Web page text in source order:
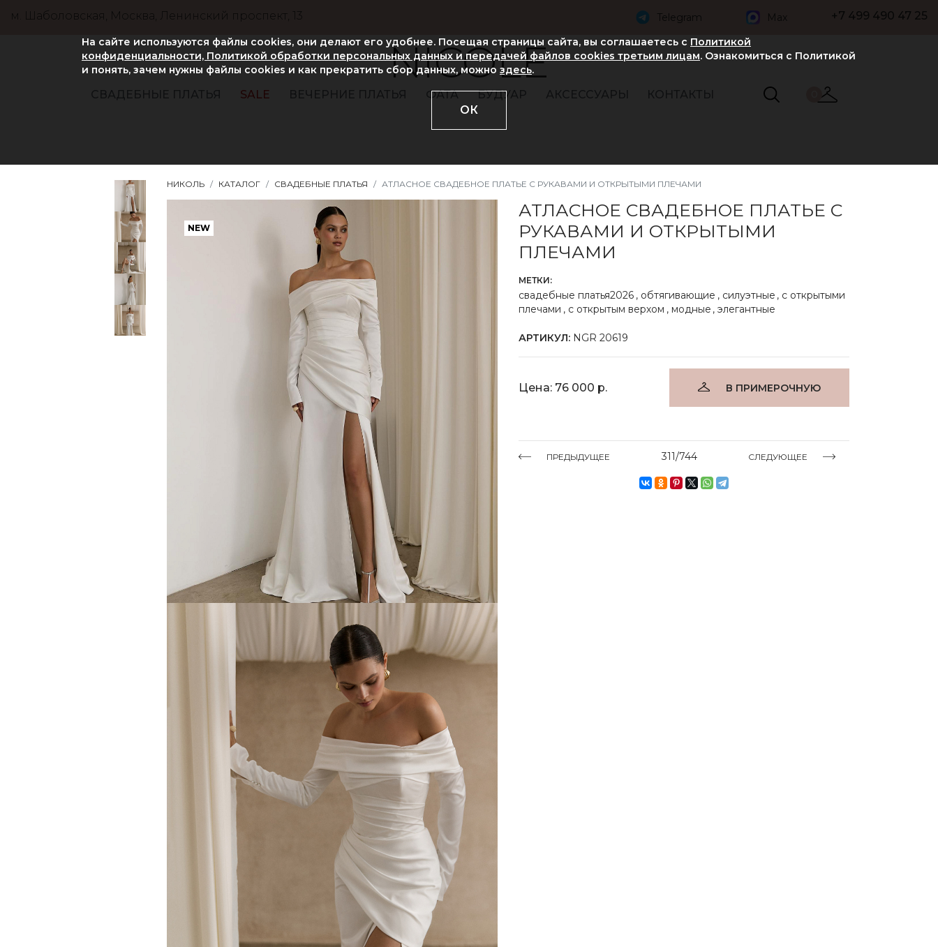
м. Шаболовская, Москва, Ленинский проспект, 13 Telegram Max +7 499 490 47 25
NICOLE
СВАДЕБНЫЕ ПЛАТЬЯ SALE ВЕЧЕРНИЕ ПЛАТЬЯ ФАТА БУДУАР АКСЕССУАРЫ КОНТАКТЫ
НИКОЛЬ КАТАЛОГ СВАДЕБНЫЕ ПЛАТЬЯ АТЛАСНОЕ СВАДЕБНОЕ ПЛАТЬЕ С РУКАВАМИ И ОТКРЫТЫМИ ПЛЕЧАМИ
NEW
NEW
NEW
NEW
NEW
АТЛАСНОЕ СВАДЕБНОЕ ПЛАТЬЕ С
РУКАВАМИ И ОТКРЫТЫМИ
ПЛЕЧАМИ
МЕТКИ:
свадебные платья2026 , обтягивающие , силуэтные , с открытыми
плечами , с открытым верхом , модные ,элегантные
АРТИКУЛ: NGR 20619
Цена: 76 000 р. В ПРИМЕРОЧНУЮ
ПРЕДЫДУЩЕЕ 311/744 СЛЕДУЮЩЕЕ
На сайте используются файлы cookies, они делают его удобнее. Посещая страницы сайта, вы соглашаетесь с Политикой
конфиденциальности, Политикой обработки персональных данных и передачей файлов cookies третьим лицам. Ознакомиться с Политикой
и понять, зачем нужны файлы сookies и как прекратить сбор данных, можно здесь.
ОК